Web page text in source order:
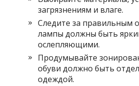
загрязнениям и влаге.
Следите за правильным
лампы должны быть
ослепляющими.
Продумывайте
обуви должно быть
одеждой.